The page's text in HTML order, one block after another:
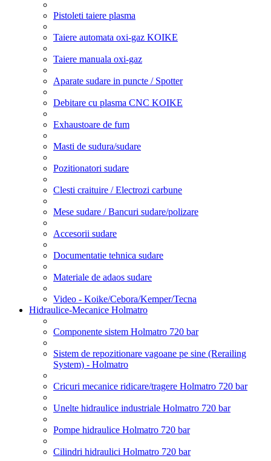
Pistoleti taiere plasma
Taiere automata oxi-gaz KOIKE
Taiere manuala oxi-gaz
Aparate sudare in puncte / Spotter
Debitare cu plasma CNC KOIKE
Exhaustoare de fum
Masti de sudura/sudare
Pozitionatori sudare
Clesti craituire / Electrozi carbune
Mese sudare / Bancuri sudare/polizare
Accesorii sudare
Documentatie tehnica sudare
Materiale de adaos sudare
Video - Koike/Cebora/Kemper/Tecna
Hidraulice-Mecanice Holmatro
Componente sistem Holmatro 720 bar
Sistem de repozitionare vagoane pe sine (Rerailing
System) - Holmatro
Cricuri mecanice ridicare/tragere Holmatro 720 bar
Unelte hidraulice industriale Holmatro 720 bar
Pompe hidraulice Holmatro 720 bar
Cilindri hidraulici Holmatro 720 bar